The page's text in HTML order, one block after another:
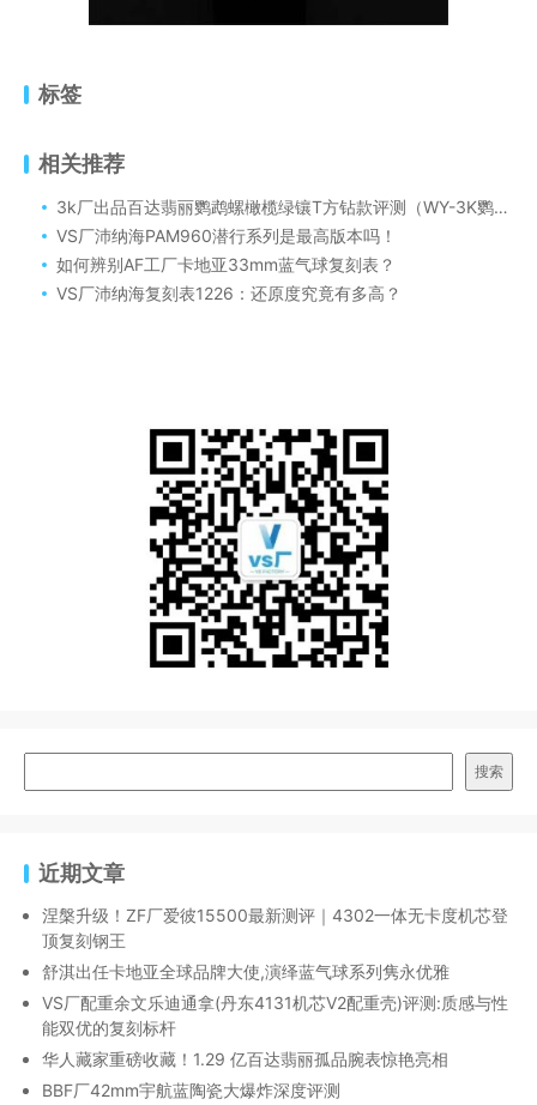
标签
相关推荐
3k厂出品百达翡丽鹦鹉螺橄榄绿镶T方钻款评测（WY-3K鹦鹉螺推出升级原版机无噪音刻字版升级解读）
VS厂沛纳海PAM960潜行系列是最高版本吗！
如何辨别AF工厂卡地亚33mm蓝气球复刻表？
VS厂沛纳海复刻表1226：还原度究竟有多高？
搜索
近期文章
涅槃升级！ZF厂爱彼15500最新测评｜4302一体无卡度机芯登
顶复刻钢王
舒淇出任卡地亚全球品牌大使,演绎蓝气球系列隽永优雅
VS厂配重余文乐迪通拿(丹东4131机芯V2配重壳)评测:质感与性
能双优的复刻标杆
华人藏家重磅收藏！1.29 亿百达翡丽孤品腕表惊艳亮相
BBF厂42mm宇航蓝陶瓷大爆炸深度评测